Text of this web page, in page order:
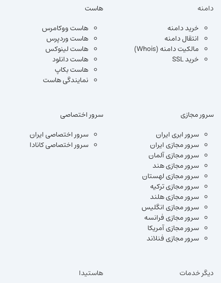
دامنه
خرید دامنه
انتقال دامنه
مالکیت دامنه (Whois)
خرید SSL
هاست
هاست ووکامرس
هاست وردپرس
هاست لینوکس
هاست دانلود
هاست بکاپ
نمایندگی هاست
سرور مجازی
سرور ابری ایران
سرور مجازی ایران
سرور مجازی آلمان
سرور مجازی هند
سرور مجازی لهستان
سرور مجازی ترکیه
سرور مجازی هلند
سرور مجازی انگلیس
سرور مجازی فرانسه
سرور مجازی آمریکا
سرور مجازی فنلاند
سرور اختصاصی
سرور اختصاصی ایران
سرور اختصاصی کانادا
دیگر خدمات هاستیدا